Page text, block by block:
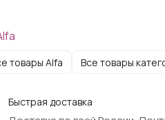
товары Alfa Все товары
Быстрая доставка